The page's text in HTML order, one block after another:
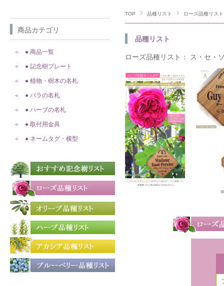
TOP 品種リスト ローズ品種リス
品種リスト
ローズ品種リスト： ス・セ・
商品カテゴリ
● 商品一覧
● 記念樹プレート
● 植物・樹木の名札
● バラの名札
● ハーブの名札
● 取付用金具
● ネームタグ・横型